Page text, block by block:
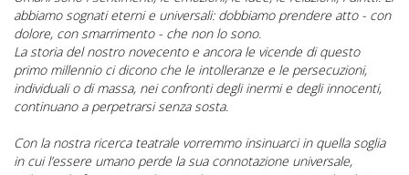
abbiamo sognati eterni e universali: dobbiamo prendere atto - con
dolore, con smarrimento - che non lo sono.
La storia del nostro novecento e ancora le vicende di questo
primo millennio ci dicono che le intolleranze e le persecuzioni,
individuali o di massa, nei confronti degli inermi e degli innocenti,
continuano a perpetrarsi senza sosta.
Con la nostra ricerca teatrale vorremmo insinuarci in quella soglia
in cui l’essere umano perde la sua connotazione universale,